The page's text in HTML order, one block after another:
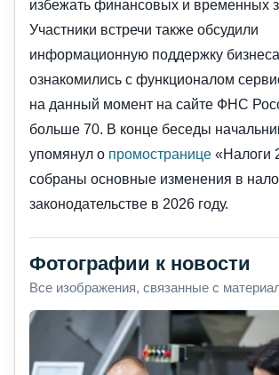
избежать финансовых и временных
Участники встречи также обсудили
информационную поддержку
ознакомились с функционалом
на данный момент на сайте ФНС
больше 70. В конце беседы
упомянул о промостранице «Налоги
собраны основные изменения в
законодательстве в 2026 году.
Фотографии к новости
Все изображения, связанные с